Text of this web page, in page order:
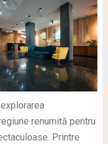
renumită pentru
Printre